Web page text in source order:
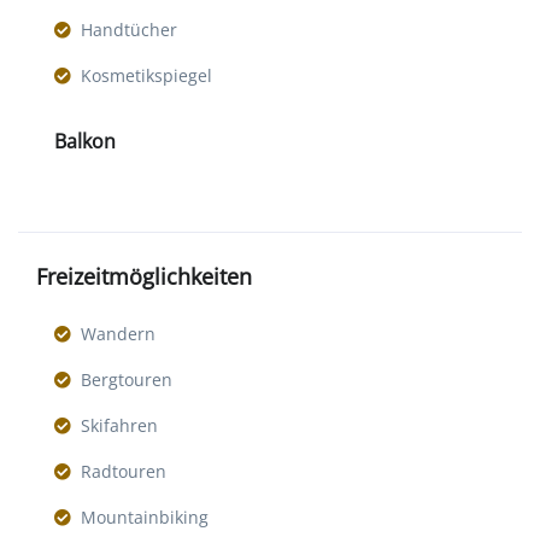
Handtücher
Kosmetikspiegel
Balkon
Freizeitmöglichkeiten
Wandern
Bergtouren
Skifahren
Radtouren
Mountainbiking